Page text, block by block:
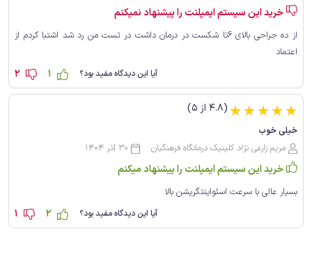
خرید این سیستم ایمپلنت را پیشنهاد نمیکنم
از ده جراحی بالای 6تا شکست در درمان داشت در تست من رد شد اشتبا کردم از
اعتماد
آیا این دیدگاه مفید بود؟ 1
2
(4.8 از 5)☆☆☆☆☆
خیلی خوب
مریم زارعی نژاد کلینیک درمانگاه فرهنگیان
30 آذر 1404
خرید این سیستم ایمپلنت را پیشنهاد میکنم
بسیار عالی با سرعت اسئواینتگریشن بالا
آیا این دیدگاه مفید بود؟ 2
1